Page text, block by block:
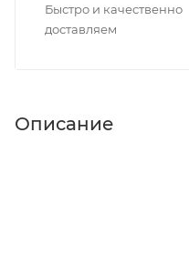
Быстро и качественно
доставляем
Описание